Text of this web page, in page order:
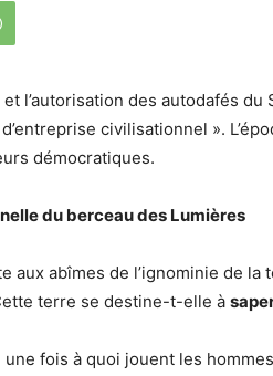
et l’autorisation des autodafés
civilisationnel ».
démocratiques.
du berceau des Lumières
aux abîmes de l’ignominie de
terre se destine-t-elle à
une fois à quoi jouent les